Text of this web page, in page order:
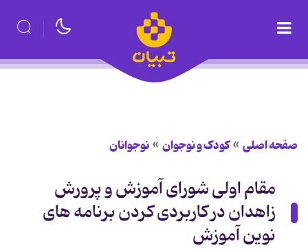
صفحه اصلی کودک و نوجوان نوجوانان
مقام اولی شورای آموزش و پرورش
زاهدان در کاربردی کردن برنامه های
نوین آموزش